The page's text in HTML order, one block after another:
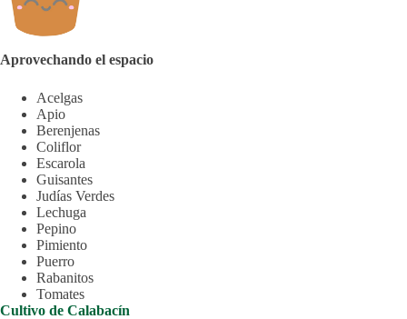
Aprovechando el espacio
Acelgas
Apio
Berenjenas
Coliflor
Escarola
Guisantes
Judías Verdes
Lechuga
Pepino
Pimiento
Puerro
Rabanitos
Tomates
Cultivo de Calabacín